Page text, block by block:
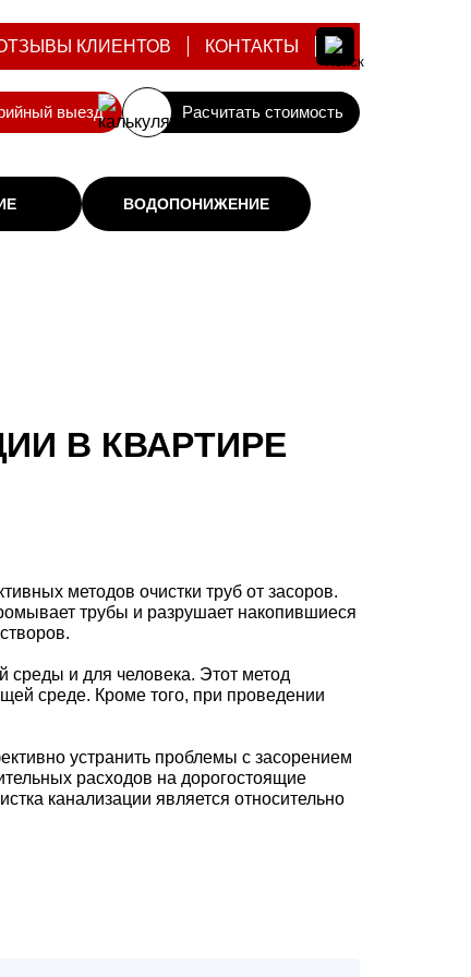
КЛИЕНТОВ КОНТАКТЫ
выезд Расчитать стоимость
ВОДОПОНИЖЕНИЕ
В КВАРТИРЕ
методов очистки труб от засоров.
трубы и разрушает накопившиеся
среды и для человека. Этот метод
среде. Кроме того, при проведении
устранить проблемы с засорением
расходов на дорогостоящие
канализации является относительно